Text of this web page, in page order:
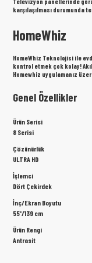
Televizyon panellerinde
karşılaşılması
HomeWhiz
HomeWhiz Teknolojisi ile
kontrol etmek çok kolay!
Homewhiz uygulamanız
Genel Özellikler
Ürün Serisi
8 Serisi
Çözünürlük
ULTRA HD
İşlemci
Dört Çekirdek
İnç/Ekran Boyutu
55'/139 cm
Ürün Rengi
Antrasit